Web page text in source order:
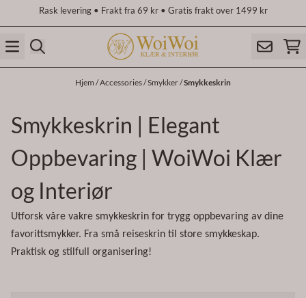
Hopp til innholdRask levering • Frakt fra 69 kr • Gratis frakt over 1499 kr
Hjem /Accessories/Smykker/Smykkeskrin
Smykkeskrin | Elegant
Oppbevaring | WoiWoi Klær
og Interiør
Utforsk våre vakre smykkeskrin for trygg oppbevaring av dine
favorittsmykker. Fra små reiseskrin til store smykkeskap.
Praktisk og stilfull organisering!